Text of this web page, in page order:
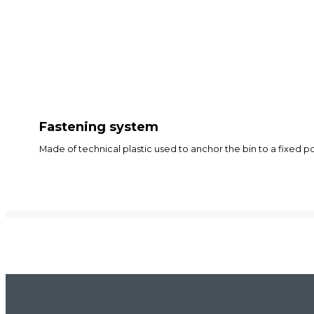
Fastening system
Made of technical plastic used to anchor the bin to a fixed